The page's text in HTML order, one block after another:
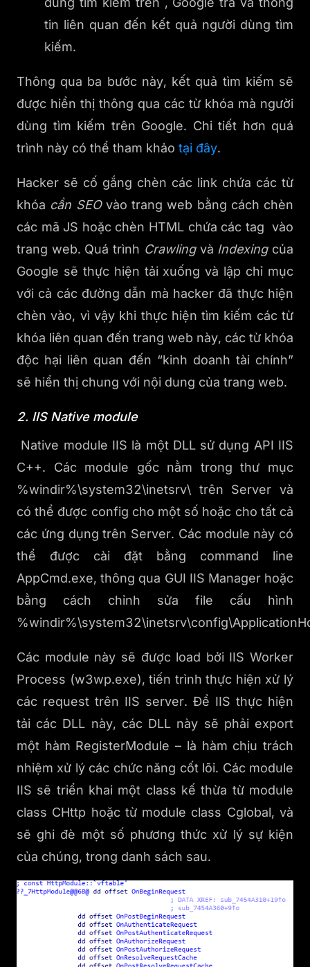
tin liên quan đến kết quả người dùng tìm
kiếm.
Thông qua ba bước này, kết quả tìm kiếm sẽ
được hiển thị thông qua các từ khóa mà người
dùng tìm kiếm trên Google. Chi tiết hơn quá
trình này có thể tham khảo tại đây.
Hacker sẽ cố gắng chèn các link chứa các từ
khóa cần SEO vào trang web bằng cách chèn
các mã JS hoặc chèn HTML chứa các tag vào
trang web. Quá trình Crawlingvà Indexingcủa
Google sẽ thực hiện tải xuống và lập chỉ mục
với cả các đường dẫn mà hacker đã thực hiện
chèn vào, vì vậy khi thực hiện tìm kiếm các từ
khóa liên quan đến trang web này, các từ khóa
độc hại liên quan đến “kinh doanh tài chính”
sẽ hiển thị chung với nội dung của trang web.
2. IIS Native module
Native module IIS là một DLL sử dụng API IIS
C++. Các module gốc nằm trong thư mục
%windir%\system32\inetsrv\ trên Server và
có thể được config cho một số hoặc cho tất cả
các ứng dụng trên Server. Các module này có
thể được cài đặt bằng command line
AppCmd.exe, thông qua GUI IIS Manager hoặc
bằng cách chỉnh sửa file cấu hình
Các module này sẽ được load bởi IIS Worker
Process (w3wp.exe), tiến trình thực hiện xử lý
các request trên IIS server. Để IIS thực hiện
tải các DLL này, các DLL này sẽ phải export
một hàm RegisterModule – là hàm chịu trách
nhiệm xử lý các chức năng cốt lõi. Các module
IIS sẽ triển khai một class kế thừa từ module
class CHttp hoặc từ module class Cglobal, và
sẽ ghi đè một số phương thức xử lý sự kiện
của chúng, trong danh sách sau.